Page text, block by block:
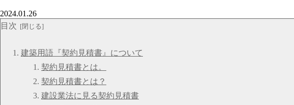
2024.01.26
目次
建築用語『契約見積書』について
契約見積書とは。
契約見積書とは？
建設業法に見る契約見積書